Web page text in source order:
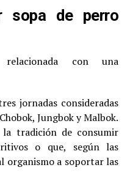
sopa de perro
con una
jornadas consideradas
Jungbok y Malbok.
tradición de consumir
o que, según las
organismo a soportar las